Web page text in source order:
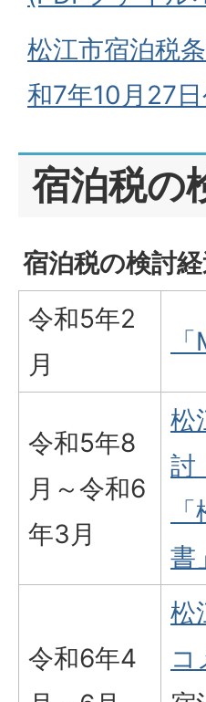
松江市宿泊税
和7年10月27
宿泊税の
宿泊税の検討
令和5年2
月
令和5年8
月～令和6
年3月
松
討
書
令和6年4
松
コ